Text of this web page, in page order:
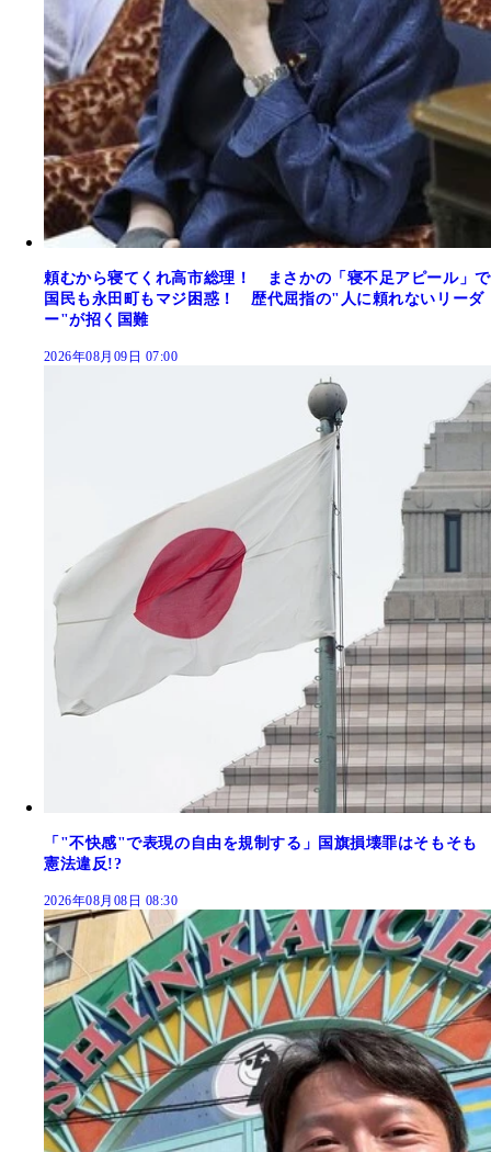
頼むから寝てくれ高市総理！ まさかの「寝不足アピール」で
国民も永田町もマジ困惑！ 歴代屈指の"人に頼れないリーダ
ー"が招く国難
2026年08月09日 07:00
「"不快感"で表現の自由を規制する」国旗損壊罪はそもそも
憲法違反!?
2026年08月08日 08:30